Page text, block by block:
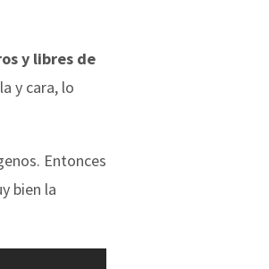
y libres de
y cara, lo
Entonces
bien la